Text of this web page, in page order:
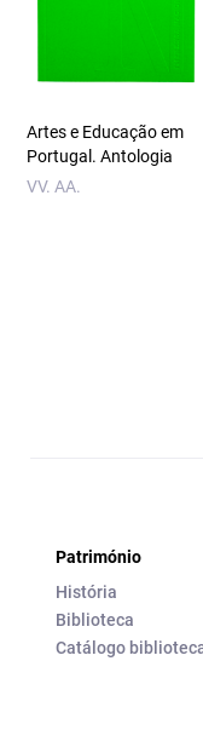
Artes e Educação em
Portugal. Antologia
VV. AA.
Património
História
Biblioteca
Catálogo